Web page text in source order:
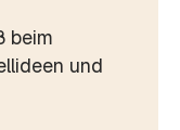
beim
und